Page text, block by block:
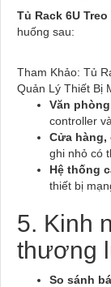
Tủ Rack 6U
huống sau:
Tham Khảo: Tủ
Quản Lý Thiết Bị
Văn
controller
Cửa hàng,
ghi nhỏ có
Hệ thống
thiết bị
5. Kinh
thương
So sánh